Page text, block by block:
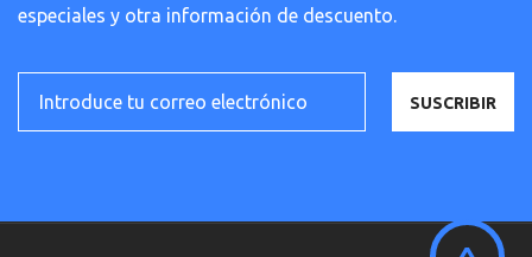
especiales y otra información de descuento.
SUSCRIBIR